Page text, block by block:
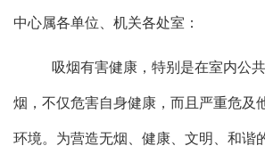
中心属各单位、机关各处室：
吸烟有害健康，特别是在室内公
烟，不仅危害自身健康，而且严重危及
环境。为营造无烟、健康、文明、和谐